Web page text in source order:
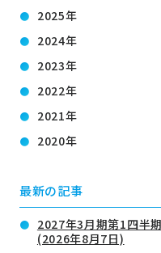
2025年
2024年
2023年
2022年
2021年
2020年
最新の記事
2027年3月期第1四半
(2026年8月7日)